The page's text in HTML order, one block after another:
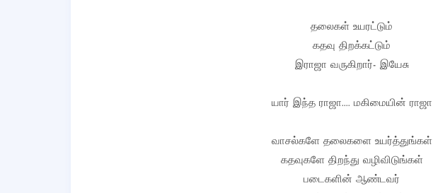
தலைகள் உயரட்டும்
கதவு திறக்கட்டும்
இராஜா வருகிறார்- இயேசு
யார் இந்த ராஜா.... மகிமையின் ராஜா
வாசல்களே தலைகளை உயர்த்துங்கள்
கதவுகளே திறந்து வழிவிடுங்கள்
படைகளின் ஆண்டவர்